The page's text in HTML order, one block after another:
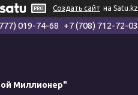
Создать сайт на Satu.kz
019-74-68 +7 (708) 712-72-03
Миллионер"